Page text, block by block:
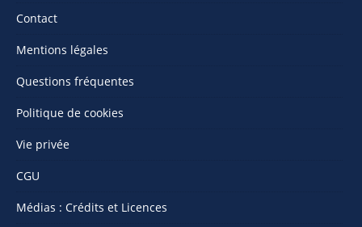
Contact
Mentions légales
Questions fréquentes
Politique de cookies
Vie privée
CGU
Médias : Crédits et Licences